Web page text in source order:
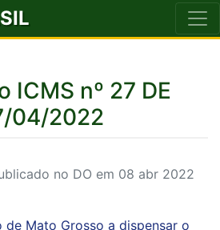
ICMS nº 27 DE
04/2022
no DO em 08 abr 2022
Mato Grosso a dispensar o